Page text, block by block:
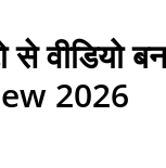
वीडियो
2026